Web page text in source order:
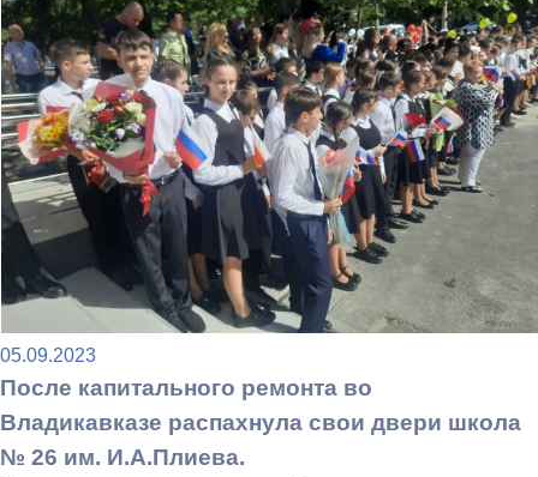
05.09.2023
После капитального ремонта во
Владикавказе распахнула свои двери школа
№ 26 им. И.А.Плиева.